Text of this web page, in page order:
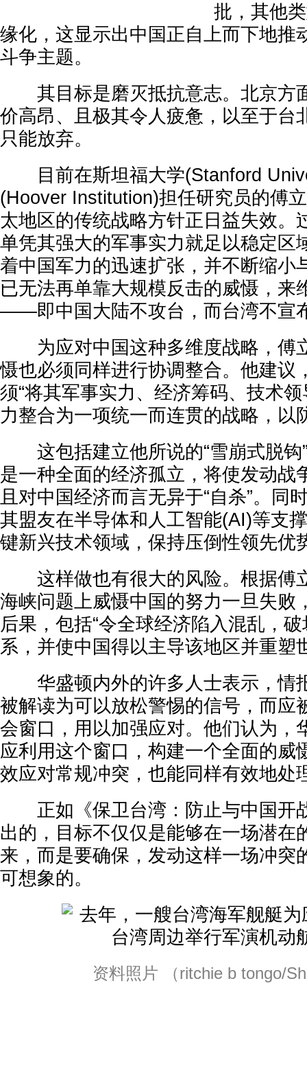
批，其他
缘化，这显示出中国正自上而下地推
斗争主题。
其目标是磨灭抵抗意志。北京方
价高昂、且极其令人疲惫，以至于台
只能放弃。
目前在斯坦福大学(Stanford
(Hoover Institution)担任研究员的傅
太地区的传统战略方针正日益失效。
单凭其强大的军事实力就足以稳定区
着中国军力的迅速扩张，并不断缩小
已无法再单靠大规模反击的威慑，来
——即中国大陆不攻台，而台湾不宣
为应对中国这种多维度战略，傅
慑也必须同样进行协调整合。他建议
须“将其军事实力、经济筹码、技术
力整合为一项统一而连贯的战略，以
这包括建立他所说的“雪崩式脱
是一种全面的经济孤立，将使发动战
且对中国经济而言无异于“自杀”。同
其盟友在半导体和人工智能(AI)等支
键新兴技术领域，保持压倒性领先优
这样做也有很大的风险。根据傅
海峡问题上威慑中国的努力一旦失败
后果，包括“令全球经济陷入混乱，
系，并使中国得以主导该地区并重塑
华盛顿内外的许多人士表示，情
被解读为可以放松警惕的信号，而应
会窗口，用以加强应对。他们认为，
应利用这个窗口，构建一个全面的威
效应对常规冲突，也能同样有效地处
正如《保卫台湾：防止与中国开
出的，目标不仅仅是能够在一场潜在
来，而是要确保，发动这样一场冲突
可想象的。
资料照片 （ritchie b tongo/